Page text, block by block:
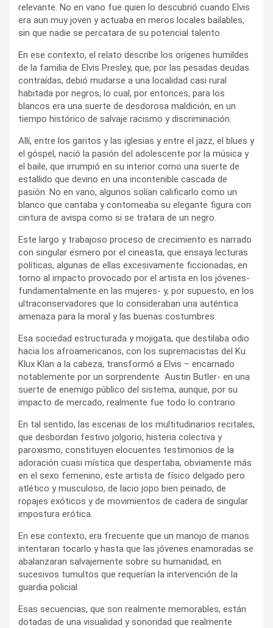
relevante. No en vano fue quien lo descubrió cuando Elvis
era aun muy joven y actuaba en meros locales bailables,
sin que nadie se percatara de su potencial talento.
En ese contexto, el relato describe los orígenes humildes
de la familia de Elvis Presley, que, por las pesadas deudas
contraídas, debió mudarse a una localidad casi rural
habitada por negros, lo cual, por entonces, para los
blancos era una suerte de desdorosa maldición, en un
tiempo histórico de salvaje racismo y discriminación.
Allí, entre los garitos y las iglesias y entre el jazz, el blues y
el góspel, nació la pasión del adolescente por la música y
el baile, que irrumpió en su interior como una suerte de
estallido que devino en una incontenible cascada de
pasión. No en vano, algunos solían calificarlo como un
blanco que cantaba y contorneaba su elegante figura con
cintura de avispa como si se tratara de un negro.
Este largo y trabajoso proceso de crecimiento es narrado
con singular esmero por el cineasta, que ensaya lecturas
políticas, algunas de ellas excesivamente ficcionadas, en
torno al impacto provocado por el artista en los jóvenes-
fundamentalmente en las mujeres- y, por supuesto, en los
ultraconservadores que lo consideraban una auténtica
amenaza para la moral y las buenas costumbres.
Esa sociedad estructurada y mojigata, que destilaba odio
hacia los afroamericanos, con los supremacistas del Ku
Klux Klan a la cabeza, transformó a Elvis – encarnado
notablemente por un sorprendente Austin Butler- en una
suerte de enemigo público del sistema, aunque, por su
impacto de mercado, realmente fue todo lo contrario.
En tal sentido, las escenas de los multitudinarios recitales,
que desbordan festivo jolgorio, histeria colectiva y
paroxismo, constituyen elocuentes testimonios de la
adoración cuasi mística que despertaba, obviamente más
en el sexo femenino, este artista de físico delgado pero
atlético y musculoso, de lacio jopo bien peinado, de
ropajes exóticos y de movimientos de cadera de singular
impostura erótica.
En ese contexto, era frecuente que un manojo de manos
intentaran tocarlo y hasta que las jóvenes enamoradas se
abalanzaran salvajemente sobre su humanidad, en
sucesivos tumultos que requerían la intervención de la
guardia policial.
Esas secuencias, que son realmente memorables, están
dotadas de una visualidad y sonoridad que realmente